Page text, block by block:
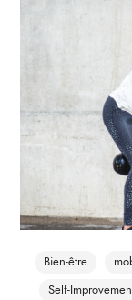
Bien-être
Self-